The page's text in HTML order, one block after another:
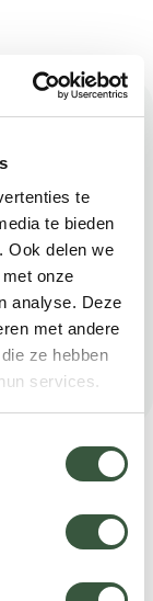
te
te bieden
Ook delen we
onze
analyse. Deze
met andere
ze hebben
services.
en veilig
in en